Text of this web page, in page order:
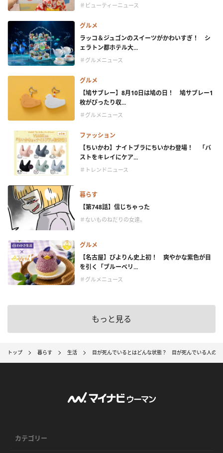
＃ビューティーニュース
グルメ
ラッコ＆ジュゴンのスイーツがかわいすぎ！ シ
ェラトン都ホテル大...
＃グルメニュース
グルメ
【鳩サブレー】8月10日は鳩の日！ 鳩サブレー1
枚がぴったり収...
＃グルメニュース
ファッション
【ちいかわ】ナイトブラにちいかわ登場！ 「バ
ストをキレイにケア...
＃トレンドニュース
暮らす
【第748話】信じちゃった
＃ないものねだりの女達。
グルメ
【名古屋】ぴよりん史上初！ 爽やかな紫色が目
を引く「ブルーベリ...
＃グルメニュース
もっと見る
トップ 暮らす 生活 目が死んでいるとはどんな状態？ 目が死んでいる人の特
カテゴリー